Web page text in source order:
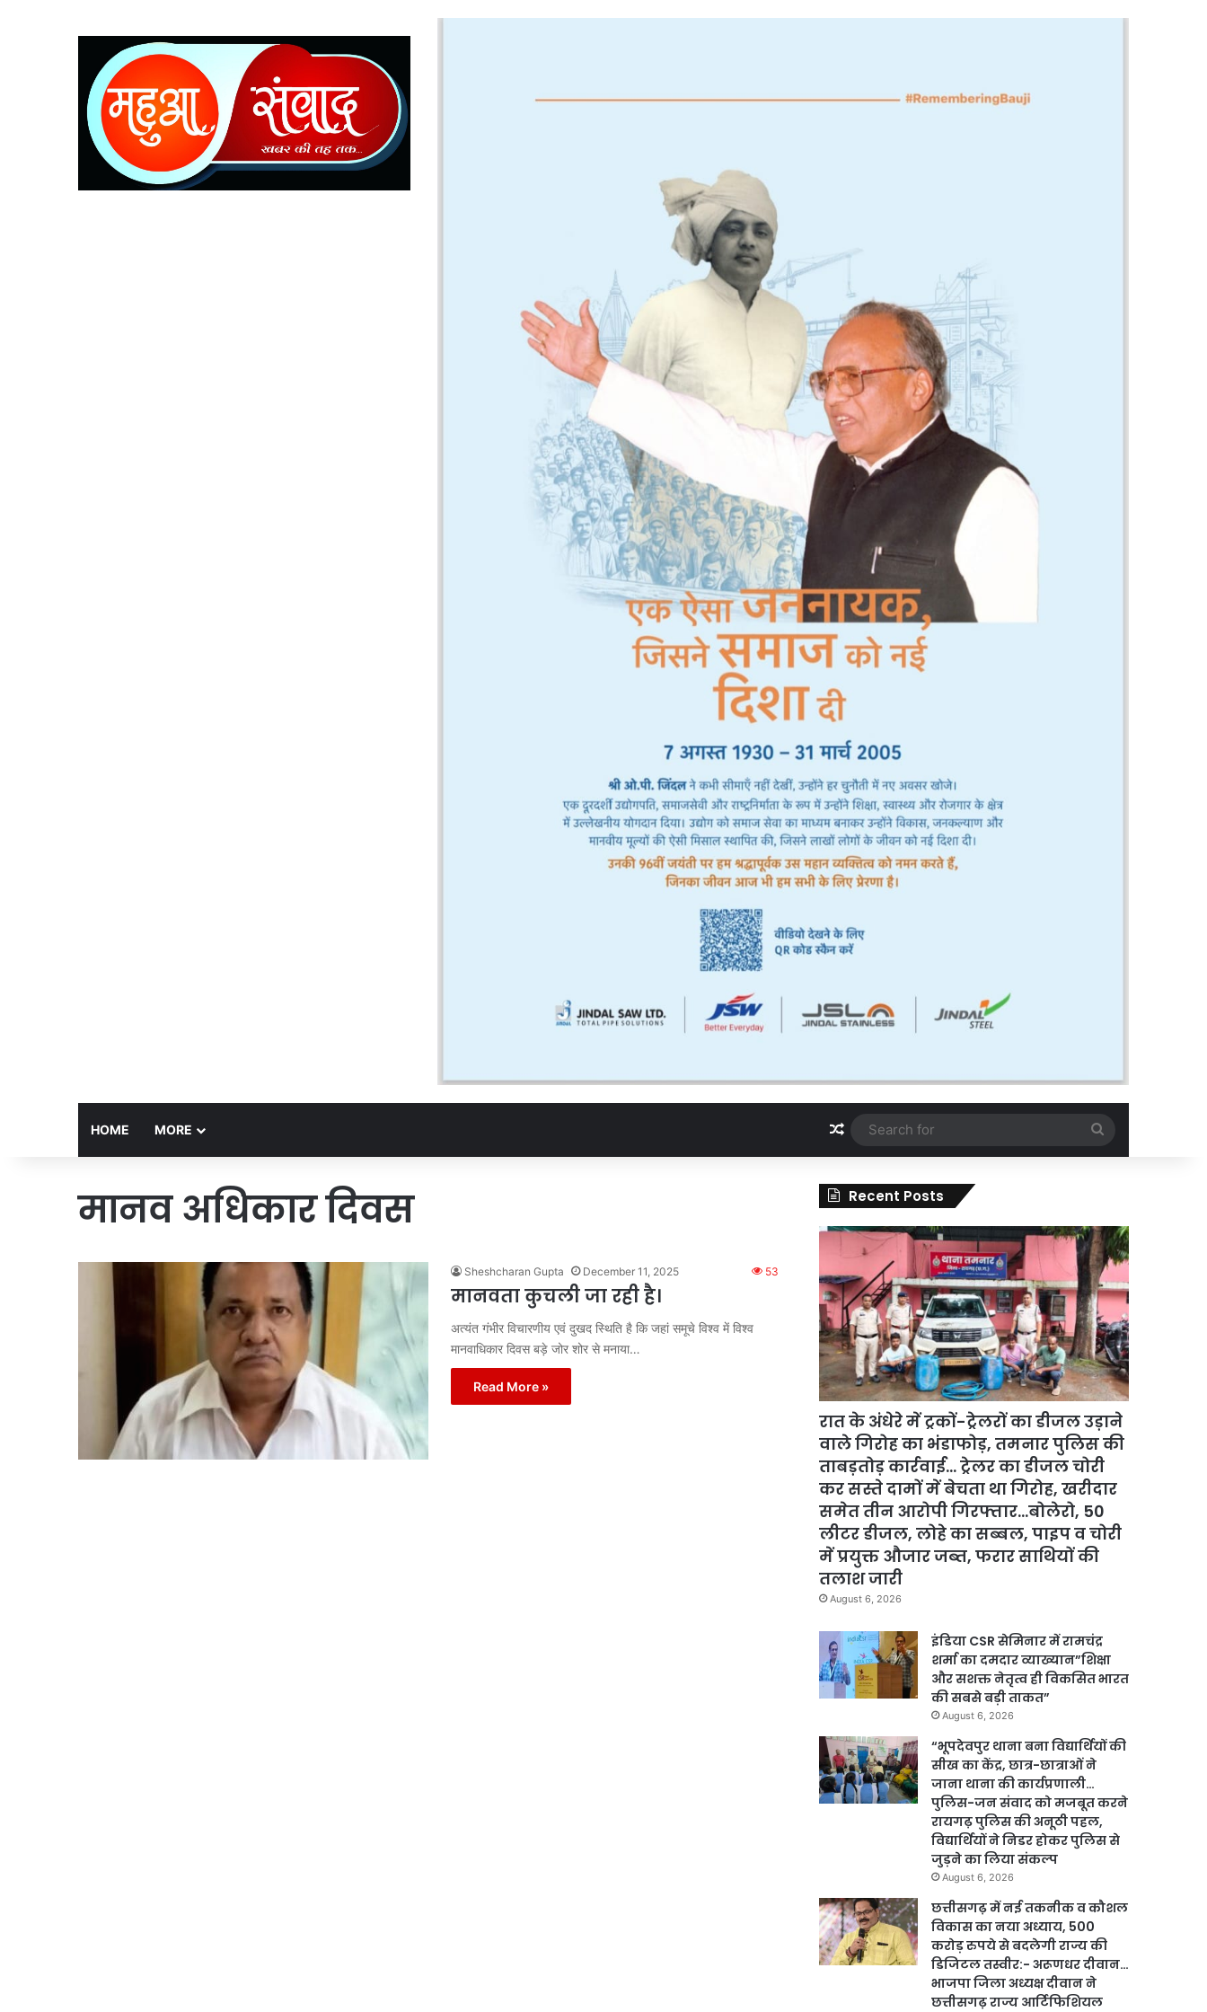
HOME MORE Random Article
for
मानव अधिकार दिवस
Sheshcharan Gupta December 11, 2025 53
मानवता कुचली जा रही है।
अत्यंत गंभीर विचारणीय एवं दुखद स्थिति है कि जहां समूचे विश्व में विश्व
मानवाधिकार दिवस बड़े जोर शोर से मनाया…
Read More »
Recent Posts
रात के अंधेरे में ट्रकों-ट्रेलरों का डीजल उड़ाने
वाले गिरोह का भंडाफोड़, तमनार पुलिस की
ताबड़तोड़ कार्रवाई… ट्रेलर का डीजल चोरी
कर सस्ते दामों में बेचता था गिरोह, खरीदार
समेत तीन आरोपी गिरफ्तार…बोलेरो, 50
लीटर डीजल, लोहे का सब्बल, पाइप व चोरी
में प्रयुक्त औजार जब्त, फरार साथियों की
तलाश जारी
August 6, 2026
इंडिया CSR सेमिनार में रामचंद्र
शर्मा का दमदार व्याख्यान”शिक्षा
और सशक्त नेतृत्व ही विकसित भारत
की सबसे बड़ी ताकत”
August 6, 2026
“भूपदेवपुर थाना बना विद्यार्थियों की
सीख का केंद्र, छात्र-छात्राओं ने
जाना थाना की कार्यप्रणाली…
पुलिस-जन संवाद को मजबूत करने
रायगढ़ पुलिस की अनूठी पहल,
विद्यार्थियों ने निडर होकर पुलिस से
जुड़ने का लिया संकल्प
August 6, 2026
छत्तीसगढ़ में नई तकनीक व कौशल
विकास का नया अध्याय, 500
करोड़ रुपये से बदलेगी राज्य की
डिजिटल तस्वीर:- अरूणधर दीवान…
भाजपा जिला अध्यक्ष दीवान ने
छत्तीसगढ़ राज्य आर्टिफिशियल